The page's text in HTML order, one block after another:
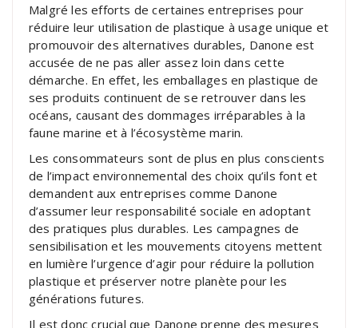
Malgré les efforts de certaines entreprises pour
réduire leur utilisation de plastique à usage unique et
promouvoir des alternatives durables, Danone est
accusée de ne pas aller assez loin dans cette
démarche. En effet, les emballages en plastique de
ses produits continuent de se retrouver dans les
océans, causant des dommages irréparables à la
faune marine et à l’écosystème marin.
Les consommateurs sont de plus en plus conscients
de l’impact environnemental des choix qu’ils font et
demandent aux entreprises comme Danone
d’assumer leur responsabilité sociale en adoptant
des pratiques plus durables. Les campagnes de
sensibilisation et les mouvements citoyens mettent
en lumière l’urgence d’agir pour réduire la pollution
plastique et préserver notre planète pour les
générations futures.
Il est donc crucial que Danone prenne des mesures